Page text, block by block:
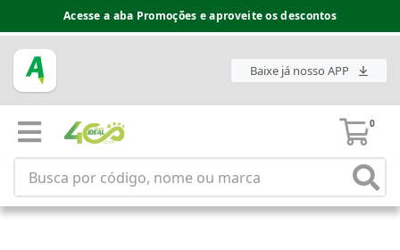
Acesse a aba Promoções e aproveite os descontos
Baixe já nosso APP
0